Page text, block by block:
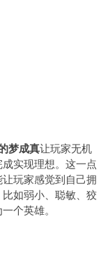
梦成真让玩家无机
实现理想。这一点
玩家感觉到自己拥
如弱小、聪敏、狡
个英雄。